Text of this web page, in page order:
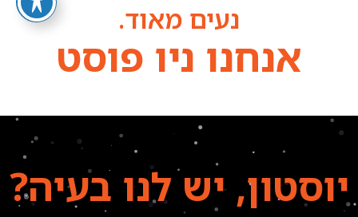
נעים מאוד.
אנחנו ניו פוסט
יוסטון,יש לנו בעיה?